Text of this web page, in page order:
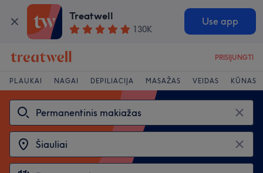
Treatwell
130K
Use app
PRISIJUNGTI
PLAUKAI NAGAI DEPILIACIJA MASAŽAS VEIDAS KŪNAS